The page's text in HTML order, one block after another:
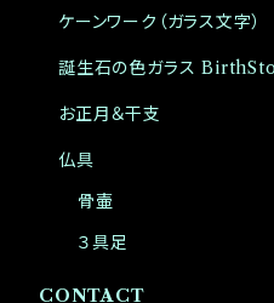
ケーンワーク（ガラス文字）
誕生石の色ガラス
お正月＆干支
仏具
骨壷
３具足
CONTACT